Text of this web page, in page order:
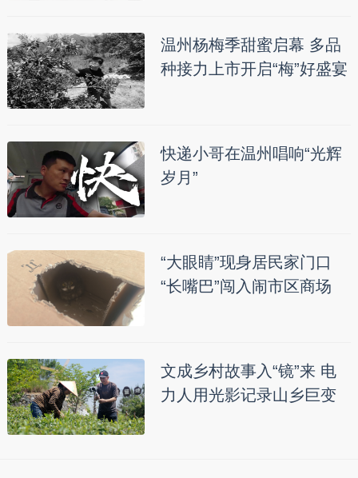
温州杨梅季甜蜜启幕 多品
种接力上市开启“梅”好盛宴
快递小哥在温州唱响“光辉
岁月”
“大眼睛”现身居民家门口
“长嘴巴”闯入闹市区商场
文成乡村故事入“镜”来 电
力人用光影记录山乡巨变